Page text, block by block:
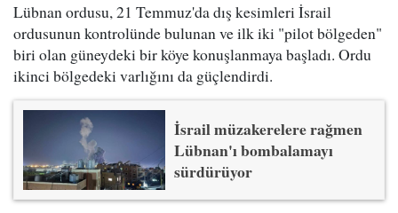
Lübnan ordusu, 21 Temmuz'da dış kesimleri İsrail
ordusunun kontrolünde bulunan ve ilk iki "pilot bölgeden"
biri olan güneydeki bir köye konuşlanmaya başladı. Ordu
ikinci bölgedeki varlığını da güçlendirdi.
İsrail müzakerelere rağmen
Lübnan'ı bombalamayı
sürdürüyor